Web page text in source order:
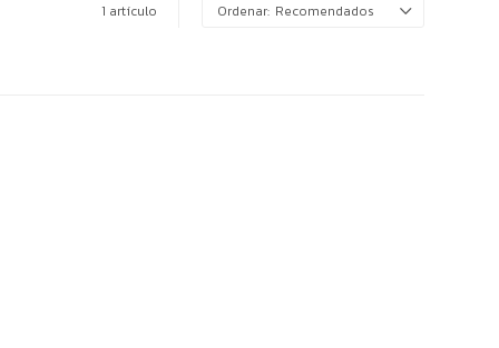
1 artículo Recomendados